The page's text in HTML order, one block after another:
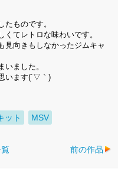
ものです。
てレトロな味わいです。
見向きもしなかったジムキャ
ました。
います(´▽｀)
ット MSV
前の作品